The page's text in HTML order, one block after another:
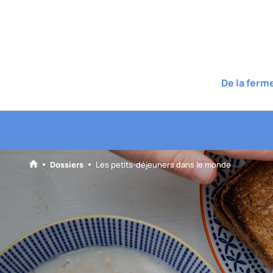
De la
Dossiers Les petits-déjeuners dans le monde